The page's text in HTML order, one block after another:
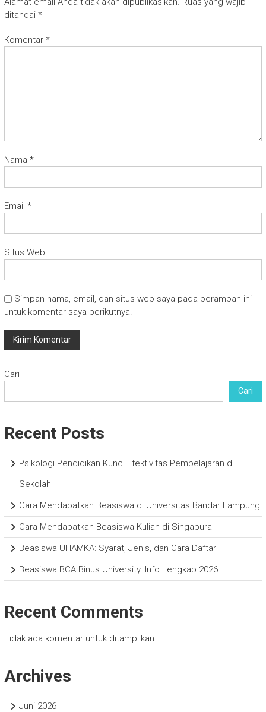
ditandai *
Komentar *
Nama *
Email *
Situs Web
Simpan nama, email, dan situs web saya pada peramban ini
untuk komentar saya berikutnya.
Cari
Cari
Recent Posts
Psikologi Pendidikan Kunci Efektivitas Pembelajaran di
Sekolah
Cara Mendapatkan Beasiswa di Universitas Bandar Lampung
Cara Mendapatkan Beasiswa Kuliah di Singapura
Beasiswa UHAMKA: Syarat, Jenis, dan Cara Daftar
Beasiswa BCA Binus University: Info Lengkap 2026
Recent Comments
Tidak ada komentar untuk ditampilkan.
Archives
Juni 2026